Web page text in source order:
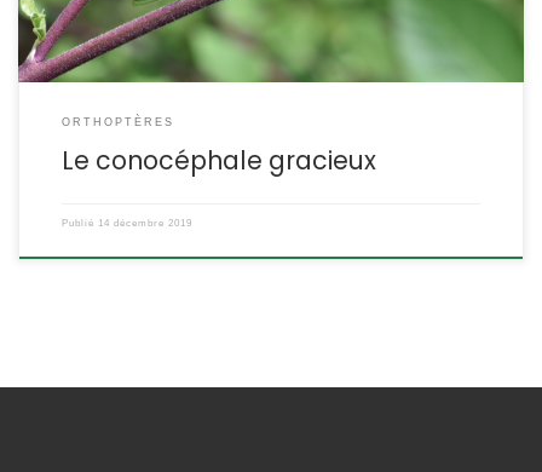
ORTHOPTÈRES
Le conocéphale gracieux
Publié 14 décembre 2019